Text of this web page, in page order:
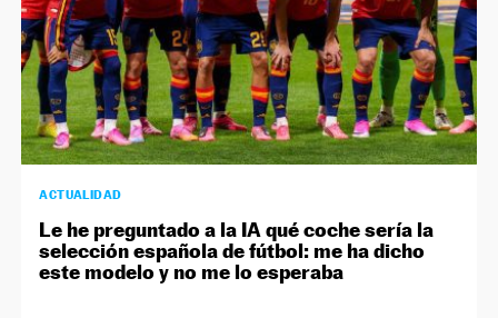
ACTUALIDAD
Le he preguntado a la IA qué coche sería la
selección española de fútbol: me ha dicho
este modelo y no me lo esperaba